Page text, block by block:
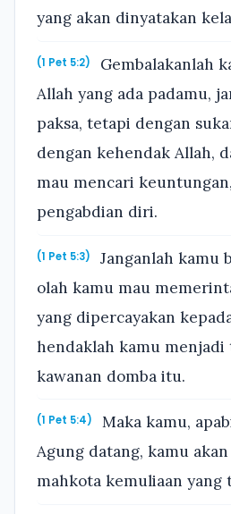
yang akan dinyatakan
(1 Pet 5:2)
Gembalakanlah
Allah yang ada padamu,
paksa, tetapi dengan
dengan kehendak Allah,
mau mencari
pengabdian diri.
(1 Pet 5:3)
Janganlah kamu
olah kamu mau
yang dipercayakan
hendaklah kamu menjadi
kawanan domba itu.
(1 Pet 5:4)
Maka kamu,
Agung datang, kamu
mahkota kemuliaan yang